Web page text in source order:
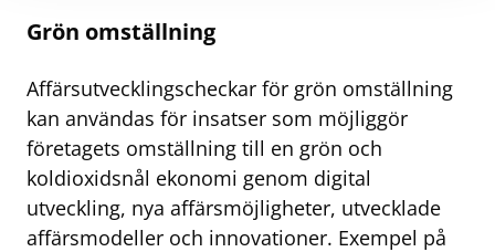
Grön omställning
Affärsutvecklingscheckar för grön omställning
kan användas för insatser som möjliggör
företagets omställning till en grön och
koldioxidsnål ekonomi genom digital
utveckling, nya affärsmöjligheter, utvecklade
affärsmodeller och innovationer. Exempel på